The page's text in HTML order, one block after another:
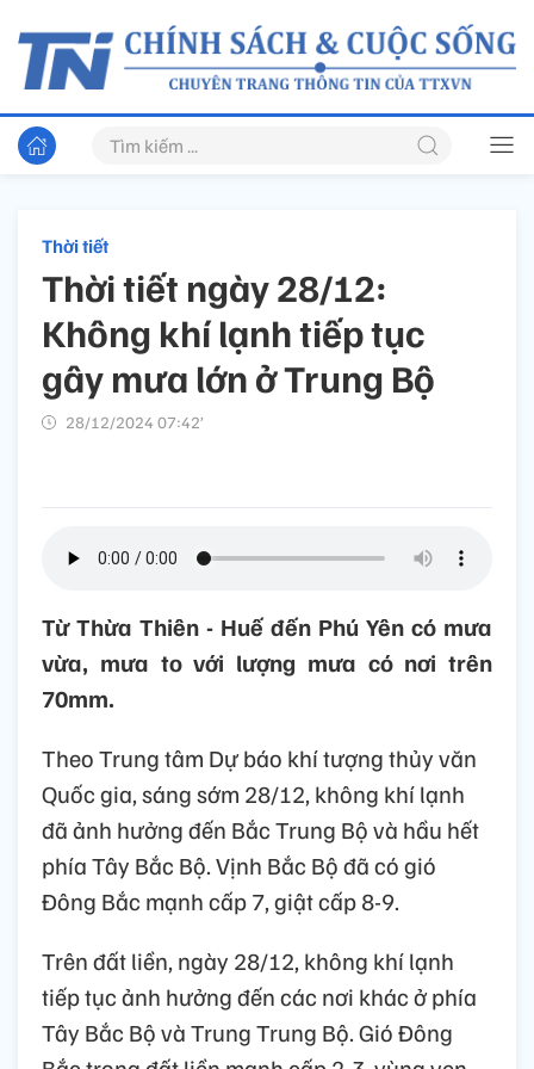
Thời tiết
Thời tiết ngày 28/12:
Không khí lạnh tiếp tục
gây mưa lớn ở Trung Bộ
28/12/2024 07:42’
Từ Thừa Thiên - Huế đến Phú Yên có mưa
vừa, mưa to với lượng mưa có nơi trên
70mm.
Theo Trung tâm Dự báo khí tượng thủy văn
Quốc gia, sáng sớm 28/12, không khí lạnh
đã ảnh hưởng đến Bắc Trung Bộ và hầu hết
phía Tây Bắc Bộ. Vịnh Bắc Bộ đã có gió
Đông Bắc mạnh cấp 7, giật cấp 8-9.
Trên đất liền, ngày 28/12, không khí lạnh
tiếp tục ảnh hưởng đến các nơi khác ở phía
Tây Bắc Bộ và Trung Trung Bộ. Gió Đông